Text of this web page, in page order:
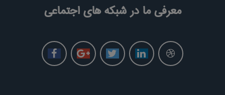
معرفی ما در شبکه های اجتماعی